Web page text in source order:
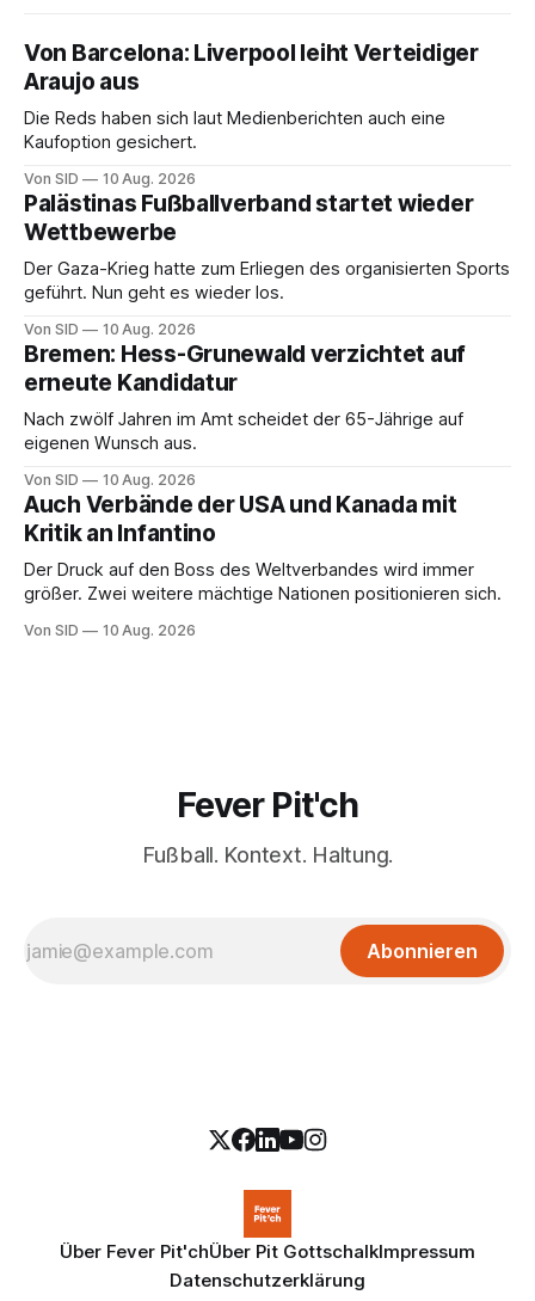
Von Barcelona: Liverpool leiht Verteidiger
Araujo aus
Die Reds haben sich laut Medienberichten auch eine
Kaufoption gesichert.
Von SID 10 Aug. 2026
Palästinas Fußballverband startet wieder
Wettbewerbe
Der Gaza-Krieg hatte zum Erliegen des organisierten Sports
geführt. Nun geht es wieder los.
Von SID 10 Aug. 2026
Bremen: Hess-Grunewald verzichtet auf
erneute Kandidatur
Nach zwölf Jahren im Amt scheidet der 65-Jährige auf
eigenen Wunsch aus.
Von SID 10 Aug. 2026
Auch Verbände der USA und Kanada mit
Kritik an Infantino
Der Druck auf den Boss des Weltverbandes wird immer
größer. Zwei weitere mächtige Nationen positionieren sich.
Von SID 10 Aug. 2026
Fever Pit'ch
Fußball. Kontext. Haltung.
Abonnieren
Über Fever Pit'chÜber Pit GottschalkImpressum
Datenschutzerklärung